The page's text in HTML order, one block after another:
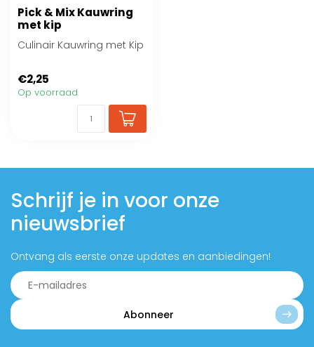
Pick & Mix Kauwring
met kip
Culinair Kauwring met Kip
€2,25
Op voorraad
Schrijf je in voor onze
nieuwsbrief
Ontvang als eerste onze updates en aanbiedingen!
Abonneer